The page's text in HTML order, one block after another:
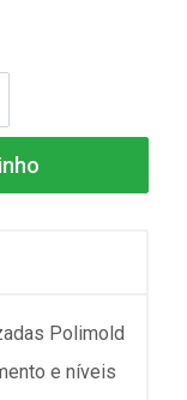
Polimold
e níveis